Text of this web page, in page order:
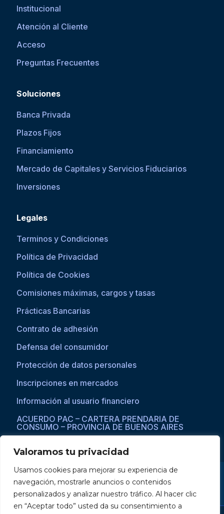
Valoramos tu privacidad
Usamos cookies para mejorar su experiencia de
navegación, mostrarle anuncios o contenidos
personalizados y analizar nuestro tráfico. Al hacer clic
en “Aceptar todo” usted da su consentimiento a
Institucional
Atención al Cliente
Acceso
Preguntas Frecuentes
Soluciones
Banca Privada
Plazos Fijos
Financiamiento
Mercado de Capitales y Servicios Fiduciarios
Inversiones
Legales
Terminos y Condiciones
Política de Privacidad
Política de Cookies
Comisiones máximas, cargos y tasas
Prácticas Bancarias
Contrato de adhesión
Defensa del consumidor
Protección de datos personales
Inscripciones en mercados
Información al usuario financiero
ACUERDO PAC – CARTERA PRENDARIA DE
CONSUMO – PROVINCIA DE BUENOS AIRES
Si asistís a una persona con dificultades visuales para acceder a la
web, por favor ingresar a través del explorador Microsoft Edge,
donde se habilita la opción de reproducción de texto a voz